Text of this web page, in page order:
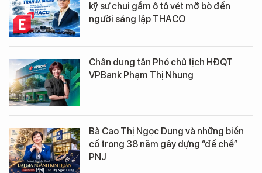
kỹ sư chui gầm ô tô vét mỡ bò đến
người sáng lập THACO
Chân dung tân Phó chủ tịch HĐQT
VPBank Phạm Thị Nhung
Bà Cao Thị Ngọc Dung và những biến
cố trong 38 năm gây dựng “đế chế”
PNJ